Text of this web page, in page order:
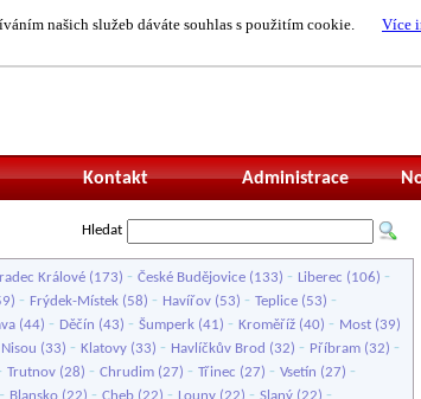
našich služeb dáváte souhlas s použitím cookie. Více
Administrace
Kontakt
Hledat
Králové (173) - České Budějovice (133) - Liberec (106) -
- Frýdek-Místek (58) - Havířov (53) - Teplice (53) -
(44) - Děčín (43) - Šumperk (41) - Kroměříž (40) - Most (39)
(33) - Klatovy (33) - Havlíčkův Brod (32) - Příbram (32) -
Trutnov (28) - Chrudim (27) - Třinec (27) - Vsetín (27) -